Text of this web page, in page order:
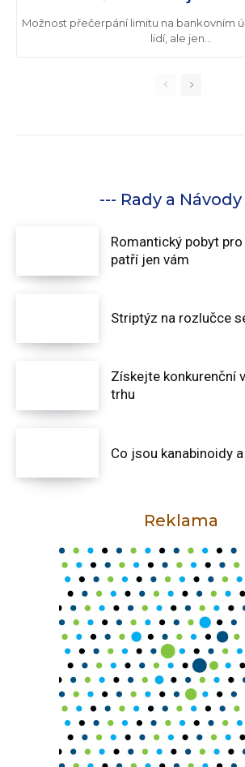
Možnost přečerpání limitu na bankovním
lidí, ale jen...
--- Rady a Návody
Romantický pobyt
patří jen vám
Striptýz na rozlučce
Získejte konkurenční
trhu
Co jsou kanabinoidy
Reklama